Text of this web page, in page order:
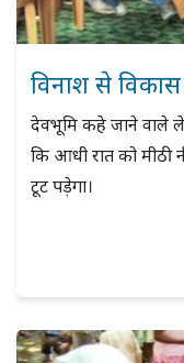
विनाश से
देवभूमि कहे जाने वाले
कि आधी रात को मीठी
टूट पड़ेगा।